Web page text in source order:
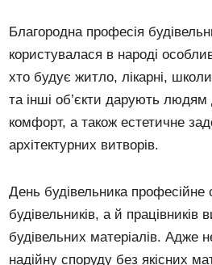
Благородна професія
користувалася в народі
хто будує житло, лікарні,
та інші об’єкти дарують
комфорт, а також естетичне
архітектурних витворів.
День будівельника професійне
будівельників, а й працівників
будівельних матеріалів. Адже
надійну споруду без якісних